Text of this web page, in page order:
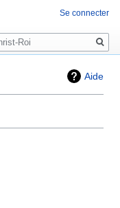
Aide
Se connecter